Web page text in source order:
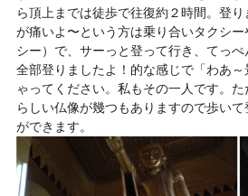
ら頂上までは徒歩で往復約２時間。登
が痛いよ〜という方は乗り合いタクシ
シー）で、サーっと登って行き、てっ
全部登りましたよ！的な感じで「わあ
ゃってください。私もその一人です。
らしい仏像が幾つもありますので歩い
ができます。